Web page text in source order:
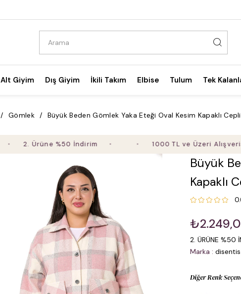
Alt Giyim Dış Giyim İkili Takım Elbise Tulum Tek
Gömlek Büyük Beden Gömlek Yaka Eteği Oval Kesim Kapaklı
2. Ürüne %50 İndirim 1000 TL ve Üzeri Alışverişte
Büyük
Kapaklı
2. ÜRÜNE %50
Marka : disentis
Diğer Renk